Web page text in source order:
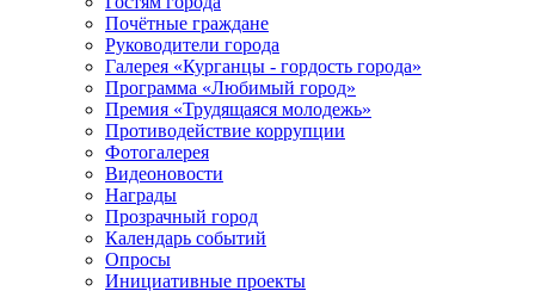
Почётные граждане
Руководители города
Галерея «Курганцы - гордость города»
Программа «Любимый город»
Премия «Трудящаяся молодежь»
Противодействие коррупции
Фотогалерея
Видеоновости
Награды
Прозрачный город
Календарь событий
Опросы
Инициативные проекты